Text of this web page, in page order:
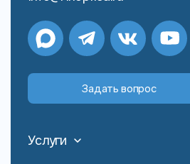
Задать вопрос
Услуги